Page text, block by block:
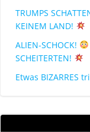
TRUMPS
KEINEM LAND!
ALIEN-SCHOCK!
SCHEITERTEN!
Etwas BIZARRES